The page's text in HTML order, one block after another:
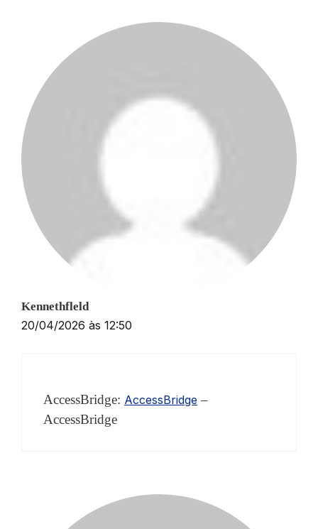
Kennethfleld
20/04/2026 às 12:50
AccessBridge: AccessBridge –
AccessBridge